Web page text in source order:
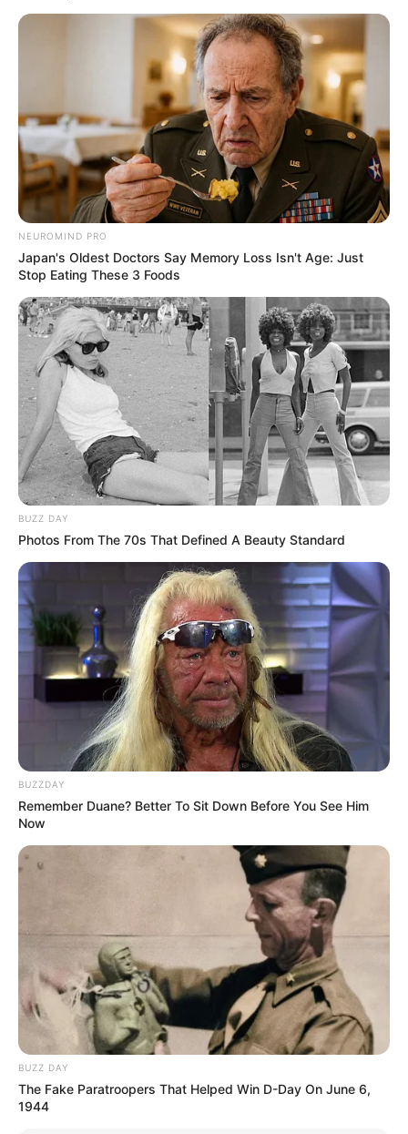
NEUROMIND PRO
Japan's Oldest Doctors Say Memory Loss Isn't Age: Just
Stop Eating These 3 Foods
BUZZ DAY
Photos From The 70s That Defined A Beauty Standard
BUZZDAY
Remember Duane? Better To Sit Down Before You See Him
Now
BUZZ DAY
The Fake Paratroopers That Helped Win D-Day On June 6,
1944